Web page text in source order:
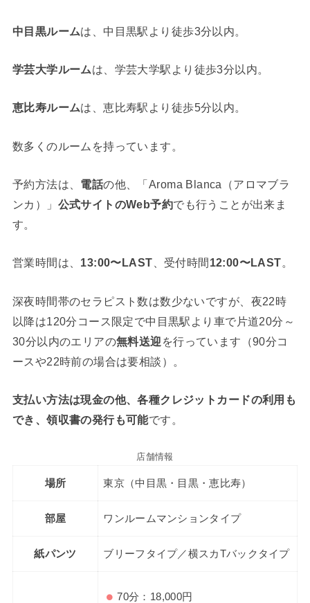
中目黒ルームは、中目黒駅より徒歩3分以内。
学芸大学ルームは、学芸大学駅より徒歩3分以内。
恵比寿ルームは、恵比寿駅より徒歩5分以内。
数多くのルームを持っています。
予約方法は、 電話の他、「Aroma Blanca（アロマブラ
ンカ）」 公式サイトのWeb予約でも行うことが出来ま
す。
営業時間は、 13:00〜LAST 、受付時間 12:00〜LAST。
深夜時間帯のセラピスト数は数少ないですが、夜22時
以降は120分コース限定で中目黒駅より車で片道20分～
30分以内のエリアの無料送迎 を行っています（90分コ
ースや22時前の場合は要相談）。
支払い方法は現金の他、各種クレジットカードの利用も
でき、領収書の発行も可能です。
店舗情報
場所 東京（中目黒・目黒・恵比寿）
部屋 ワンルームマンションタイプ
紙パンツ ブリーフタイプ／横スカTバックタイプ
70分：18,000円